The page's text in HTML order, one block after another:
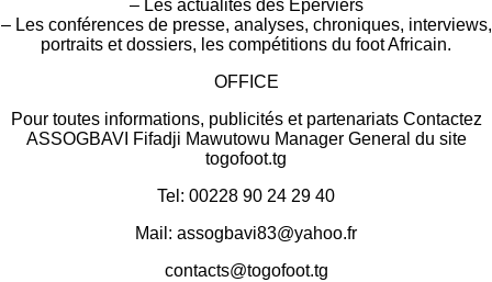
– Les actualités des Éperviers
– Les conférences de presse, analyses, chroniques, interviews,
portraits et dossiers, les compétitions du foot Africain.
OFFICE
Pour toutes informations, publicités et partenariats Contactez
ASSOGBAVI Fifadji Mawutowu Manager General du site
togofoot.tg
Tel: 00228 90 24 29 40
Mail: assogbavi83@yahoo.fr
contacts@togofoot.tg